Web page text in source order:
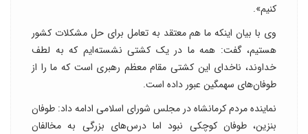
کنیم».
وی با بیان اینکه ما هم معتقد به تعامل برای حل مشکلات کشور
هستیم، گفت: همه ما در یک کشتی نشسته‌ایم که به لطف
خداوند، ناخدای این کشتی مقام معظم رهبری است که ما را از
طوفان‌های سهمگین عبور داده است.
نماینده مردم کرمانشاه در مجلس شورای اسلامی ادامه داد: طوفان
بنزین، طوفان کوچکی نبود اما درس‌های بزرگی به مخالفان